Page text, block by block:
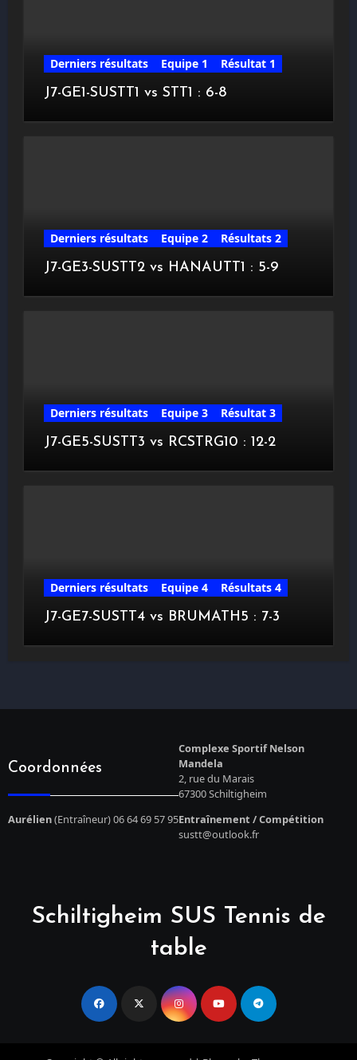
Derniers résultats Equipe 1
Résultat 1
J7-GE1-SUSTT1 vs STT1 : 6-8
Derniers résultats Equipe 2
Résultats 2
J7-GE3-SUSTT2 vs HANAUTT1 : 5-9
Derniers résultats Equipe 3
Résultat 3
J7-GE5-SUSTT3 vs RCSTRG10 : 12-2
Derniers résultats Equipe 4
Résultats 4
J7-GE7-SUSTT4 vs BRUMATH5 : 7-3
Coordonnées
Complexe Sportif Nelson
Mandela
2, rue du Marais
67300 Schiltigheim
Aurélien(Entraîneur) 06 64 69 57 95Entraînement / Compétition
sustt@outlook.fr
Schiltigheim SUS Tennis de
table